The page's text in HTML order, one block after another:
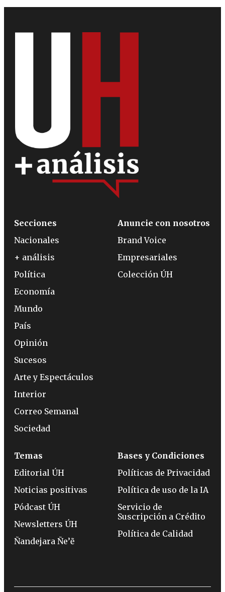
Secciones
Nacionales
+ análisis
Política
Economía
Mundo
País
Opinión
Sucesos
Arte y Espectáculos
Interior
Correo Semanal
Sociedad
Anuncie con nosotros
Brand Voice
Empresariales
Colección ÚH
Temas
Editorial ÚH
Noticias positivas
Pódcast ÚH
Newsletters ÚH
Ñandejara Ñe’ẽ
Bases y Condiciones
Políticas de Privacidad
Política de uso de la IA
Servicio de
Suscripción a Crédito
Política de Calidad